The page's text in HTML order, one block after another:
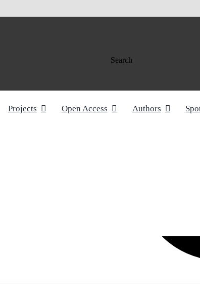
Search
Projects Open Access Authors